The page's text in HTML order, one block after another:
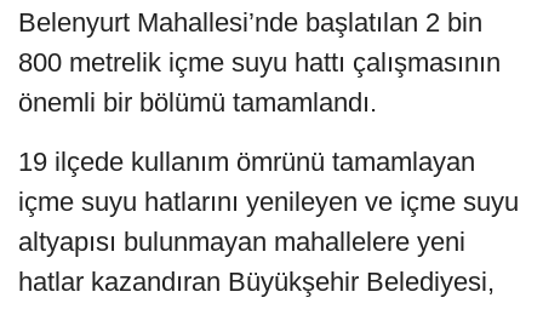
Belenyurt Mahallesi’nde başlatılan 2 bin
800 metrelik içme suyu hattı çalışmasının
önemli bir bölümü tamamlandı.
19 ilçede kullanım ömrünü tamamlayan
içme suyu hatlarını yenileyen ve içme suyu
altyapısı bulunmayan mahallelere yeni
hatlar kazandıran Büyükşehir Belediyesi,